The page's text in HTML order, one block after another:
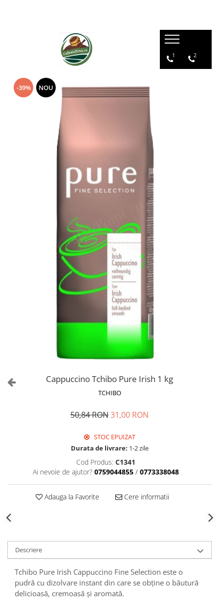
1 2
-39% NOU
Cappuccino Tchibo Pure Irish 1 kg
TCHIBO
50,84 RON31,00 RON
STOC EPUIZAT
Durata de livrare: 1-2 zile
Cod Produs: C1341
Ai nevoie de ajutor? 0759044855 / 0773338048
Adauga la Favorite Cere informatii
Descriere
Tchibo Pure Irish Cappuccino Fine Selection este o
pudră cu dizolvare instant din care se obține o băutură
delicioasă, cremoasă și aromată.